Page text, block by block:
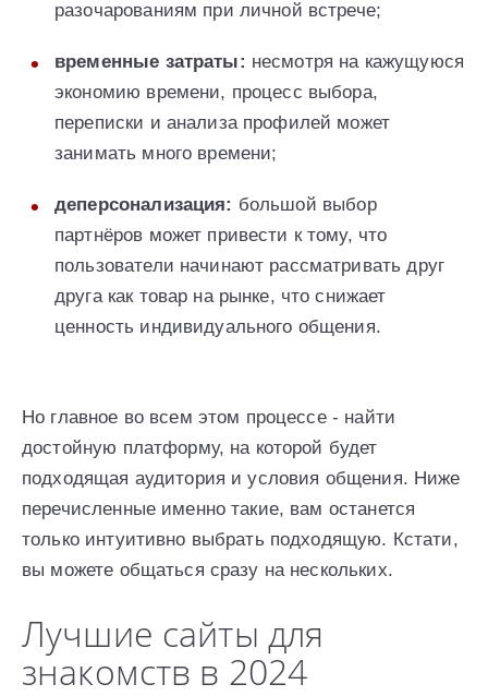
разочарованиям при личной встрече;
временные затраты: несмотря на кажущуюся
экономию времени, процесс выбора,
переписки и анализа профилей может
занимать много времени;
деперсонализация: большой выбор
партнёров может привести к тому, что
пользователи начинают рассматривать друг
друга как товар на рынке, что снижает
ценность индивидуального общения.
Но главное во всем этом процессе - найти
достойную платформу, на которой будет
подходящая аудитория и условия общения. Ниже
перечисленные именно такие, вам останется
только интуитивно выбрать подходящую. Кстати,
вы можете общаться сразу на нескольких.
Лучшие сайты для
знакомств в 2024